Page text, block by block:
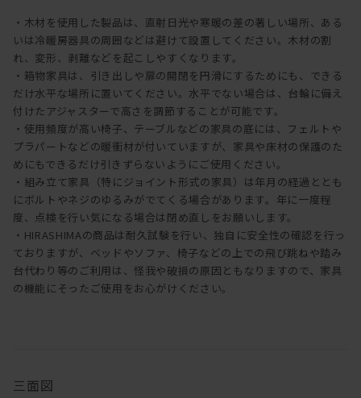
・木材を使用した製品は、直射日光や寒暖の差の著しい場所、ある
いは冷暖房器具の周囲などは避けて設置してください。木材の割
れ、変形、剥離などを起こしやすくなります。
・箱物家具は、引き出しや扉の開閉を円滑にするためにも、できる
だけ水平な場所に置いてください。水平でない場合は、台輪に備え
付けたアジャスターで高さを調節することが可能です。
・使用頻度が高い椅子、テーブルなどの家具の底には、フェルトや
プラパートなどの暖衝材が付いていますが、家具や床材の保護のた
めにもできるだけ引きずらないようにご使用ください。
・組み立て家具（特にジョイント形式の家具）は年月の経過ととも
にボルトやネジのゆるみがでてくる場合があります。年に一度程
度、点検を行い気になる場合は閉め直しをお願いします。
・HIRASHIMAの商品は耐久試験を行い、独自に安全性の確認を行っ
ておりますが、ベッドやソファ、椅子などの上での飛び跳ねや踏み
台代わり等のご利用は、怪我や破損の原因ともなりますので、家具
の機能にそったご使用をお心がけください。
三面図